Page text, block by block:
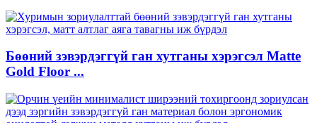
Бөөний зэвэрдэггүй ган хутганы хэрэгсэл Matte
Gold Floor ...